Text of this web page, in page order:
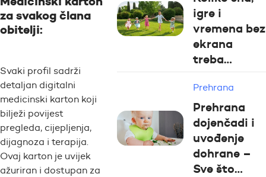
za svakog člana
obitelji:
Svaki profil sadrži
detaljan digitalni
medicinski karton koji
bilježi povijest
pregleda, cijepljenja,
dijagnoza i terapija.
Ovaj karton je uvijek
ažuriran i dostupan za
igre i
vremena bez
ekrana
treba…
Prehrana
Prehrana
dojenčadi i
uvođenje
dohrane –
Sve što…